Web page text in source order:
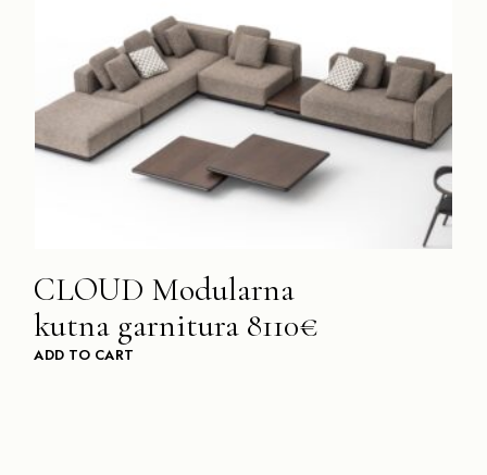
CLOUD Modularna
kutna garnitura 8110€
ADD TO CART